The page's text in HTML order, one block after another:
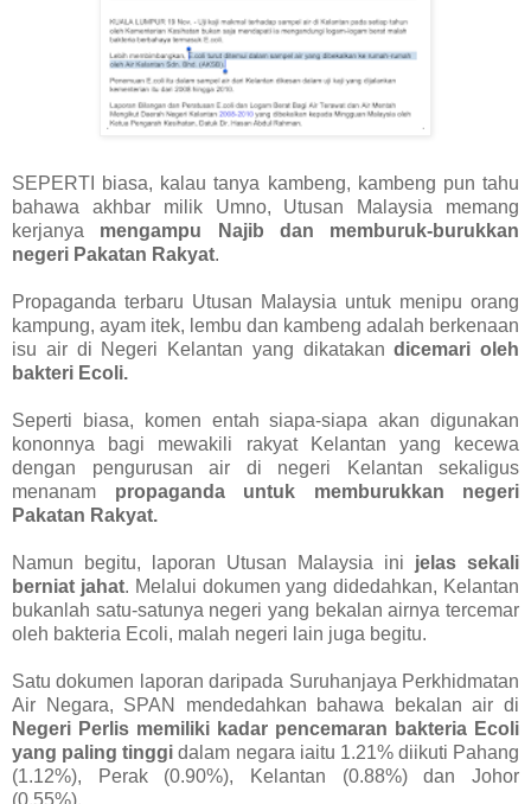
SEPERTI biasa, kalau tanya kambeng, kambeng pun tahu
bahawa akhbar milik Umno, Utusan Malaysia memang
kerjanya mengampu Najib dan memburuk-burukkan
negeri Pakatan Rakyat.
Propaganda terbaru Utusan Malaysia untuk menipu orang
kampung, ayam itek, lembu dan kambeng adalah berkenaan
isu air di Negeri Kelantan yang dikatakandicemari oleh
bakteri Ecoli.
Seperti biasa, komen entah siapa-siapa akan digunakan
kononnya bagi mewakili rakyat Kelantan yang kecewa
dengan pengurusan air di negeri Kelantan sekaligus
menanam propaganda untuk memburukkan negeri
Pakatan Rakyat.
Namun begitu, laporan Utusan Malaysia ini jelas sekali
berniat jahat. Melalui dokumen yang didedahkan, Kelantan
bukanlah satu-satunya negeri yang bekalan airnya tercemar
oleh bakteria Ecoli, malah negeri lain juga begitu.
Satu dokumen laporan daripada Suruhanjaya Perkhidmatan
Air Negara, SPAN mendedahkan bahawa bekalan air di
Negeri Perlis memiliki kadar pencemaran bakteria Ecoli
yang paling tinggi dalam negara iaitu 1.21% diikuti Pahang
(1.12%), Perak (0.90%), Kelantan (0.88%) dan Johor
(0.55%).